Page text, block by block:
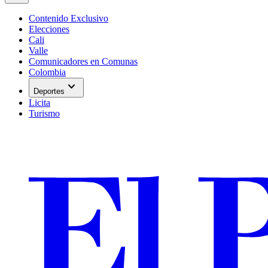
Contenido Exclusivo
Elecciones
Cali
Valle
Comunicadores en Comunas
Colombia
Deportes expand_more
Licita
Turismo